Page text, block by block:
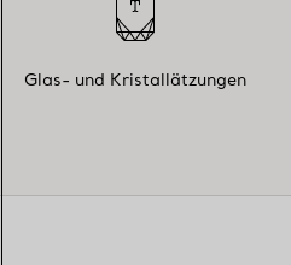
Glas- und Kristallätzungen